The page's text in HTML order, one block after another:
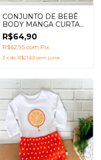
CONJUNTO DE BEBÊ
BODY MANGA CURTA
CAVALO MARINHO
VERDE ÁGUA
R$64,90
R$62,95 com Pix
3 x de R$21,63 sem juros